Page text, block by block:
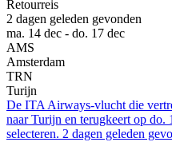
Retourreis
2 dagen geleden gevonden
ma. 14 dec - do. 17 dec
AMS
Amsterdam
TRN
Turijn
De ITA Airways-vlucht die
naar Turijn en terugkeert op do.
selecteren. 2 dagen geleden